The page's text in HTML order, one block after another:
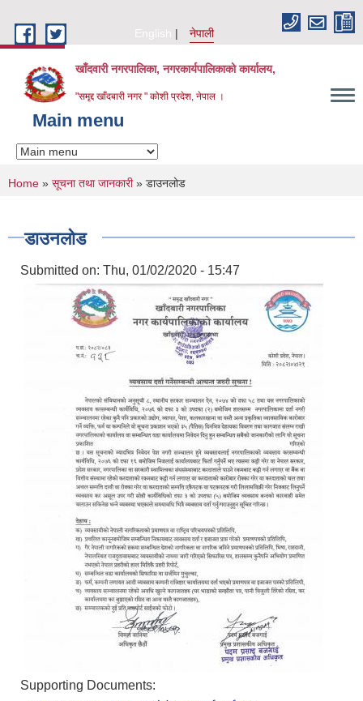
English
नेपाली
खाँदवारी नगरपालिका, नगरकार्यपालिकाको कार्यालय,
"समृद्द खाँदबारी नगर " कोशी प्रदेश, नेपाल ।
Main menu
You are here
Home » सूचना तथा जानकारी» डाउनलोड
डाउनलोड
Submitted on: Thu, 01/02/2020 - 15:47
Supporting Documents: